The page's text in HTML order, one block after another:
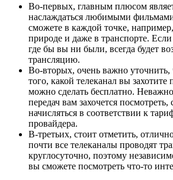
Во-первых, главным плюсом
наслаждаться любимыми
сможете в каждой точке,
природе и даже в транспорте. Если
где бы вы ни были, всегда будет
трансляцию.
Во-вторых, очень важно уточнить,
того, какой телеканал вы захотите
можно сделать бесплатно.
передач вам захочется посмотреть,
начисляться в соответствии к
провайдера.
В-третьих, стоит отметить,
почти все телеканалы проводят
круглосуточно, поэтому
вы сможете посмотреть что-то